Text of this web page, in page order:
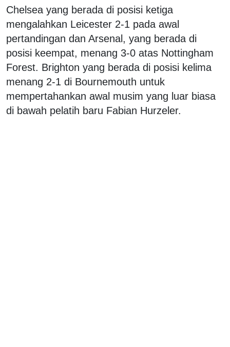
Chelsea yang berada di posisi ketiga
mengalahkan Leicester 2-1 pada awal
pertandingan dan Arsenal, yang berada di
posisi keempat, menang 3-0 atas Nottingham
Forest. Brighton yang berada di posisi kelima
menang 2-1 di Bournemouth untuk
mempertahankan awal musim yang luar biasa
di bawah pelatih baru Fabian Hurzeler.